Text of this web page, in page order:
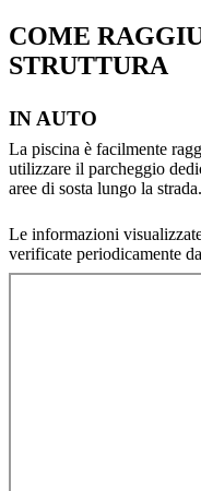
COME
STRUTTURA
IN AUTO
La piscina è facilmente
utilizzare il parcheggio
aree di sosta lungo la strada.
Le informazioni
verificate periodicamente